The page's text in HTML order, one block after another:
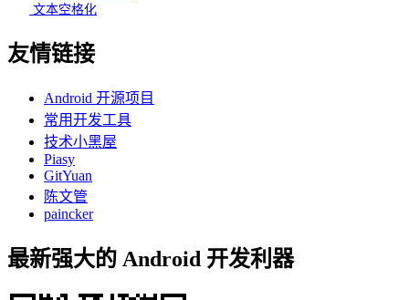
文本空格化
友情链接
Android 开源项目
常用开发工具
技术小黑屋
Piasy
GitYuan
陈文管
paincker
最新强大的 Android 开发利器